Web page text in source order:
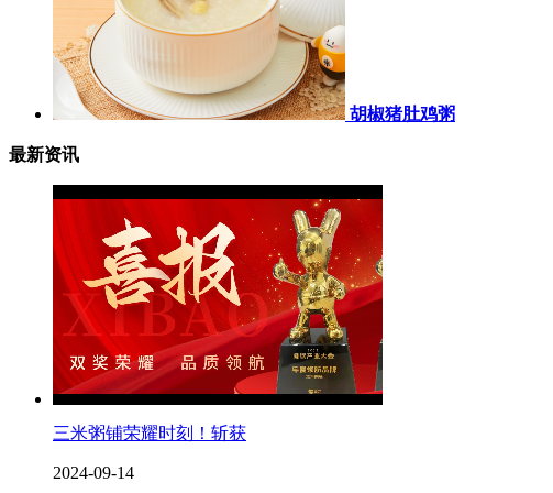
胡椒猪肚鸡粥
最新资讯
三米粥铺荣耀时刻！斩获
2024-09-14